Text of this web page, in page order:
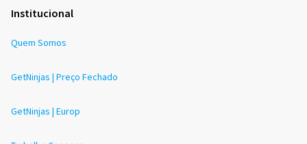
Institucional
Quem Somos
GetNinjas | Preço Fechado
GetNinjas | Europ